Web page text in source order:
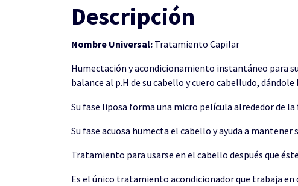
Descripción
Nombre Universal: Tratamiento Capilar
Humectación y acondicionamiento instantáneo para
balance al p.H de su cabello y cuero cabelludo,
Su fase liposa forma una micro película alrededor de
Su fase acuosa humecta el cabello y ayuda a
Tratamiento para usarse en el cabello después que
Es el único tratamiento acondicionador que trabaja